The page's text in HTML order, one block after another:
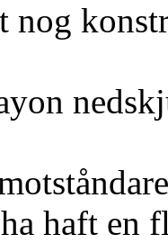
nog
haft en